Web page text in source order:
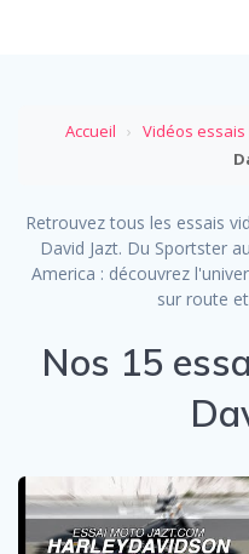
Accueil › Vidéos essais
Retrouvez tous les essais
David Jazt. Du Sportster
America : découvrez
sur route
Nos 15